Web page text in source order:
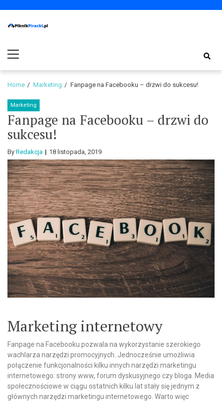
navigation
content
Menu
Home Marketing Fanpage na Facebooku – drzwi do sukcesu!
Marketing
Fanpage na Facebooku – drzwi do
sukcesu!
By Redakcja 18 listopada, 2019
Marketing internetowy
Fanpage na Facebooku pozwala na wykorzystanie szerokiego
wachlarza narzędzi promocyjnych. Jednocześnie umożliwia
połączenie funkcjonalności kilku innych narzędzi marketingu
internetowego: strony www, forum dyskusyjnego czy bloga. Media
społecznościowe w ciągu ostatnich kilku lat stały się jednym z
głównych narzędzi marketingu internetowego. Warto więc